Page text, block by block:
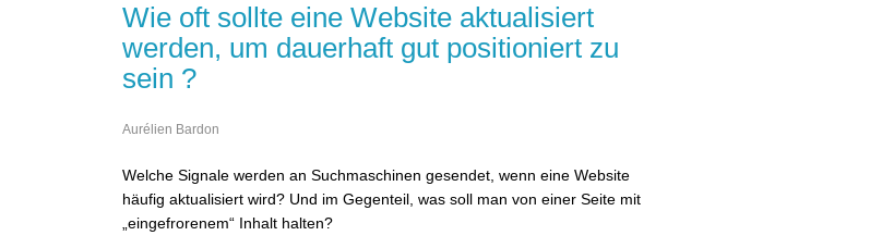
Wie oft sollte eine Website aktualisiert
werden, um dauerhaft gut positioniert zu
sein ?
Aurélien Bardon
Welche Signale werden an Suchmaschinen gesendet, wenn eine Website
häufig aktualisiert wird? Und im Gegenteil, was soll man von einer Seite mit
„eingefrorenem“ Inhalt halten?